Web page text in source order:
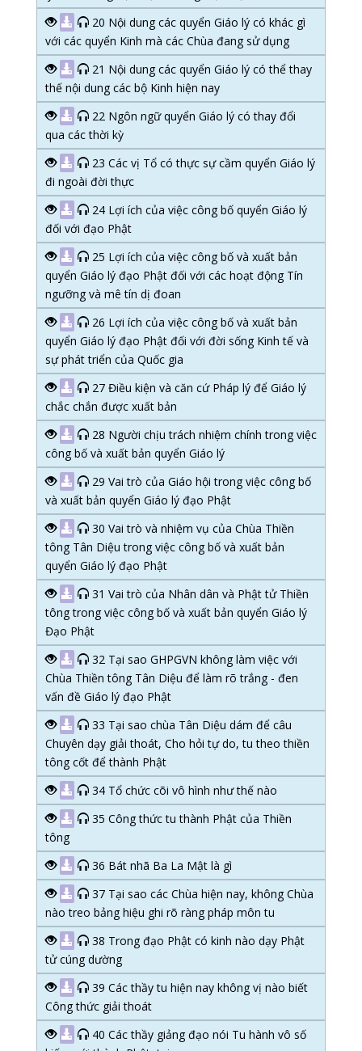
20 Nội dung các quyển Giáo lý có khác gì
với các quyển Kinh mà các Chùa đang sử dụng
21 Nội dung các quyển Giáo lý có thể thay
thế nội dung các bộ Kinh hiện nay
22 Ngôn ngữ quyển Giáo lý có thay đổi
qua các thời kỳ
23 Các vị Tổ có thực sự cầm quyển Giáo lý
đi ngoài đời thực
24 Lợi ích của việc công bố quyển Giáo lý
đối với đạo Phật
25 Lợi ích của việc công bố và xuất bản
quyển Giáo lý đạo Phật đối với các hoạt động Tín
ngưỡng và mê tín dị đoan
26 Lợi ích của việc công bố và xuất bản
quyển Giáo lý đạo Phật đối với đời sống Kinh tế và
sự phát triển của Quốc gia
27 Điều kiện và căn cứ Pháp lý để Giáo lý
chắc chắn được xuất bản
28 Người chịu trách nhiệm chính trong việc
công bố và xuất bản quyển Giáo lý
29 Vai trò của Giáo hội trong việc công bố
và xuất bản quyển Giáo lý đạo Phật
30 Vai trò và nhiệm vụ của Chùa Thiền
tông Tân Diệu trong việc công bố và xuất bản
quyển Giáo lý đạo Phật
31 Vai trò của Nhân dân và Phật tử Thiền
tông trong việc công bố và xuất bản quyển Giáo lý
Đạo Phật
32 Tại sao GHPGVN không làm việc với
Chùa Thiền tông Tân Diệu để làm rõ trắng - đen
vấn đề Giáo lý đạo Phật
33 Tại sao chùa Tân Diệu dám để câu
Chuyên dạy giải thoát, Cho hỏi tự do, tu theo thiền
tông cốt để thành Phật
34 Tổ chức cõi vô hình như thế nào
35 Công thức tu thành Phật của Thiền
tông
36 Bát nhã Ba La Mật là gì
37 Tại sao các Chùa hiện nay, không Chùa
nào treo bảng hiệu ghi rõ ràng pháp môn tu
38 Trong đạo Phật có kinh nào dạy Phật
tử cúng dường
39 Các thầy tu hiện nay không vị nào biết
Công thức giải thoát
40 Các thầy giảng đạo nói Tu hành vô số